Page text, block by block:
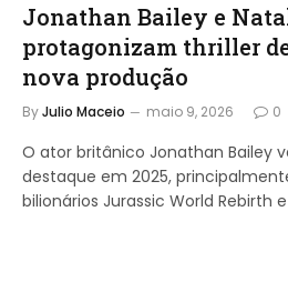
Jonathan Bailey e
protagonizam thriller
nova produção
ByJulio Maceio maio 9, 2026 0
O ator britânico Jonathan Bailey
destaque em 2025,
bilionários Jurassic World Rebirth